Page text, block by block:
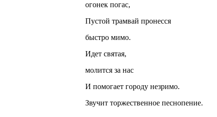
огонек погас,
Пустой трамвай пронесся
быстро мимо.
Идет святая,
молится за нас
И помогает городу незримо.
Звучит торжественное песнопение.